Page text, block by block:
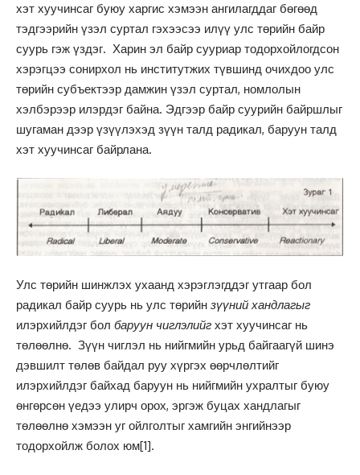
хэт хуучинсаг буюу харгис хэмээн ангилагддаг бөгөөд
тэдгээрийн үзэл суртал гэхээсээ илүү улс төрийн байр
суурь гэж үздэг. Харин эл байр сууриар тодорхойлогдсон
хэрэгцээ сонирхол нь институтжих түвшинд очихдоо улс
төрийн субъектээр дамжин үзэл суртал, номлолын
хэлбэрээр илэрдэг байна. Эдгээр байр суурийн байршлыг
шугаман дээр үзүүлэхэд зүүн талд радикал, баруун талд
хэт хуучинсаг байрлана.
Улс төрийн шинжлэх ухаанд хэрэглэгддэг утгаар бол
радикал байр суурь нь улс төрийн зүүний хандлагыг
илэрхийлдэг бол баруун чиглэлийг хэт хуучинсаг нь
төлөөлнө. Зүүн чиглэл нь нийгмийн урьд байгаагүй шинэ
дэвшилт төлөв байдал руу хүргэх өөрчлөлтийг
илэрхийлдэг байхад баруун нь нийгмийн ухралтыг буюу
өнгөрсөн үедээ улирч орох, эргэж буцах хандлагыг
төлөөлнө хэмээн уг ойлголтыг хамгийн энгийнээр
тодорхойлж болох юм[1].